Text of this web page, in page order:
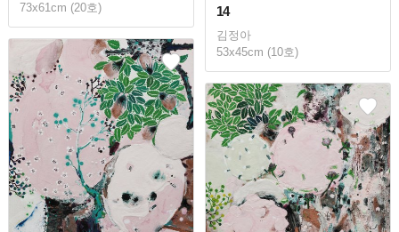
73x61cm (20호)
14
김정아
53x45cm (10호)